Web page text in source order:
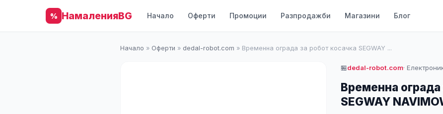
% НамаленияBG Начало Оферти Промоции Разпродажби Магазини Блог
Начало » Оферти » dedal-robot.com » Временна ограда за робот косачка SEGWAY ...
🏪dedal-robot.com·
Временна ограда
SEGWAY